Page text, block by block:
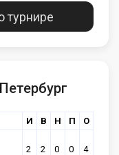
турнире
И В Н П О
2 2 0 0 4